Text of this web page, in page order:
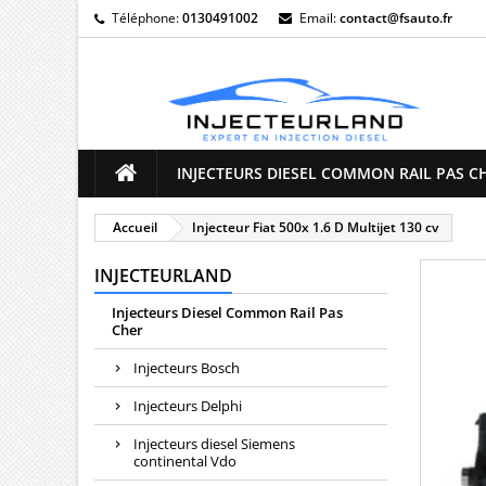
Téléphone:0130491002 Email:contact@fsauto.fr
INJECTEURS DIESEL COMMON RAIL PAS
Accueil Injecteur Fiat 500x 1.6 D Multijet 130 cv
INJECTEURLAND
Injecteurs Diesel Common Rail Pas
Cher
Injecteurs Bosch
Injecteurs Delphi
Injecteurs diesel Siemens
continental Vdo